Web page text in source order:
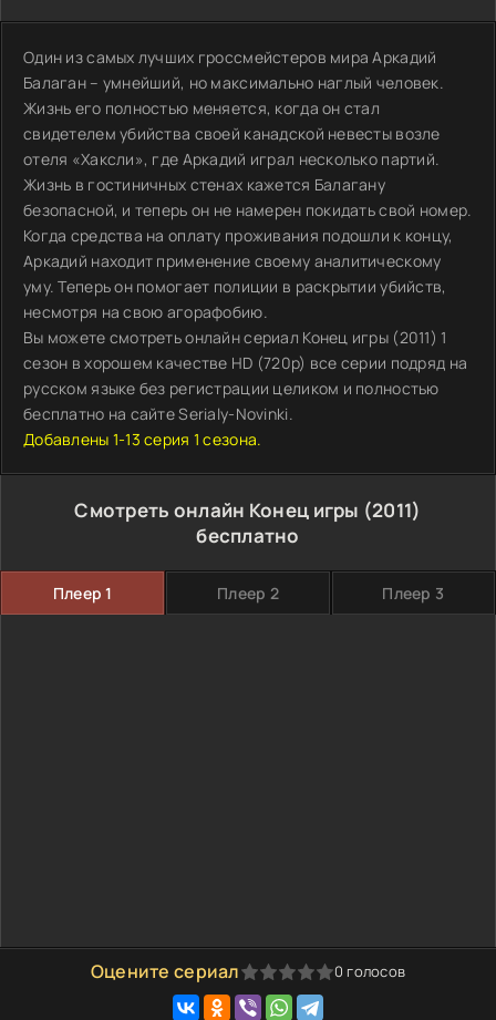
Один из самых лучших гроссмейстеров мира Аркадий
Балаган – умнейший, но максимально наглый человек.
Жизнь его полностью меняется, когда он стал
свидетелем убийства своей канадской невесты возле
отеля «Хаксли», где Аркадий играл несколько партий.
Жизнь в гостиничных стенах кажется Балагану
безопасной, и теперь он не намерен покидать свой номер.
Когда средства на оплату проживания подошли к концу,
Аркадий находит применение своему аналитическому
уму. Теперь он помогает полиции в раскрытии убийств,
несмотря на свою агорафобию.
Вы можете смотреть онлайн сериал Конец игры (2011) 1
сезон в хорошем качестве HD (720p) все серии подряд на
русском языке без регистрации целиком и полностью
бесплатно на сайте Serialy-Novinki.
Добавлены 1-13 серия 1 сезона.
Смотреть онлайн Конец игры (2011)
бесплатно
Плеер 1 Плеер 2 Плеер 3
Оцените сериал
1 2 3 4 5 0 голосов